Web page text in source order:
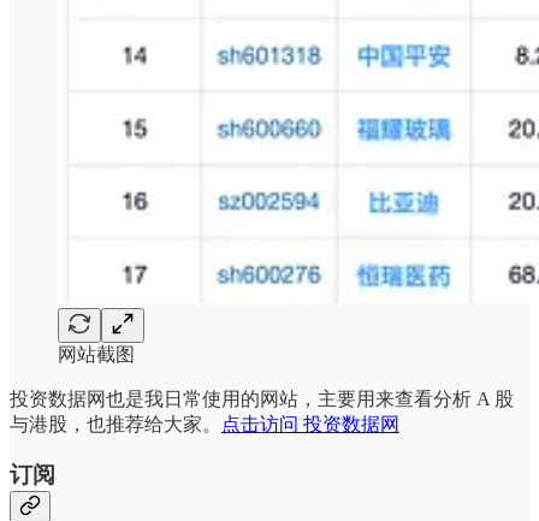
网站截图
投资数据网也是我日常使用的网站，主要用来查看分析 A 股
与港股，也推荐给大家。
点击访问 投资数据网
订阅